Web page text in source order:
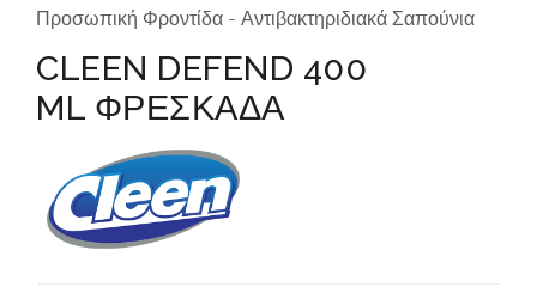
Προσωπική Φροντίδα - Αντιβακτηριδιακά Σαπούνια
CLEEN DEFEND 400
ML ΦΡΕΣΚΑΔΑ